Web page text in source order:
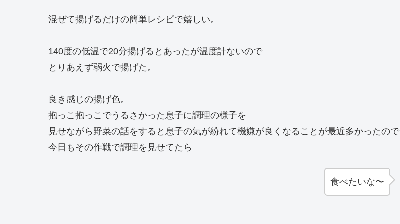
混ぜて揚げるだけの簡単レシピで嬉しい。
140度の低温で20分揚げるとあったが温度計ないので
とりあえず弱火で揚げた。
良き感じの揚げ色。
抱っこ抱っこでうるさかった息子に調理の様子を
見せながら野菜の話をすると息子の気が紛れて機嫌が良くなることが最近多かったので
今日もその作戦で調理を見せてたら
食べたいな〜